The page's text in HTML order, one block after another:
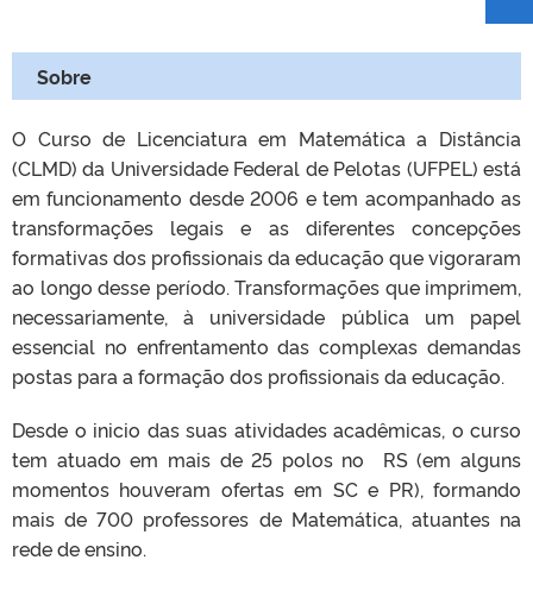
TELEFONES
Sobre
O Curso de Licenciatura em Matemática a Distância
(CLMD) da Universidade Federal de Pelotas (UFPEL) está
em funcionamento desde 2006 e tem acompanhado as
transformações legais e as diferentes concepções
formativas dos profissionais da educação que vigoraram
ao longo desse período. Transformações que imprimem,
necessariamente, à universidade pública um papel
essencial no enfrentamento das complexas demandas
postas para a formação dos profissionais da educação.
Desde o inicio das suas atividades acadêmicas, o curso
tem atuado em mais de 25 polos no RS (em alguns
momentos houveram ofertas em SC e PR), formando
mais de 700 professores de Matemática, atuantes na
rede de ensino.